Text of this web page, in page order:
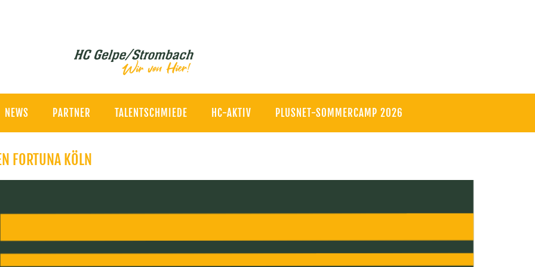
NEWS PARTNER TALENTSCHMIEDE HC-AKTIV PLUSNET-SOMMERCAMP 2026
FORTUNA KÖLN